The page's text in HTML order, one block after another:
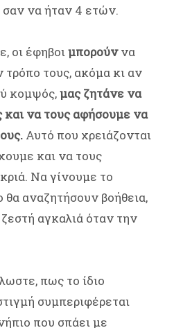
σαν να ήταν 4 ετών.
οι έφηβοιμπορούννα
τρόπο τους, ακόμα κι αν
κομψός,μας ζητάνε να
και να τους αφήσουμε να
Αυτό που χρειάζονται
και να τους
Να γίνουμε το
θα αναζητήσουν βοήθεια,
αγκαλιά όταν την
πως το ίδιο
συμπεριφέρεται
που σπάει με